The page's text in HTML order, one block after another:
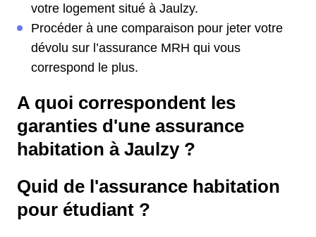
votre logement situé à Jaulzy.
Procéder à une comparaison pour jeter votre
dévolu sur l’assurance MRH qui vous
correspond le plus.
A quoi correspondent les
garanties d'une assurance
habitation à Jaulzy ?
Quid de l'assurance habitation
pour étudiant ?